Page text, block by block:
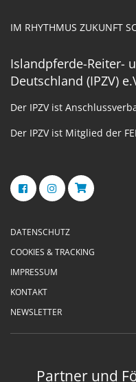
IM RHYTHMUS ZUKUNFT
Islandpferde-Reiter-
Deutschland (IPZV)
Der IPZV ist
Der IPZV ist Mitglied der
DATENSCHUTZ
COOKIES & TRACKING
IMPRESSUM
KONTAKT
NEWSLETTER
Partner und